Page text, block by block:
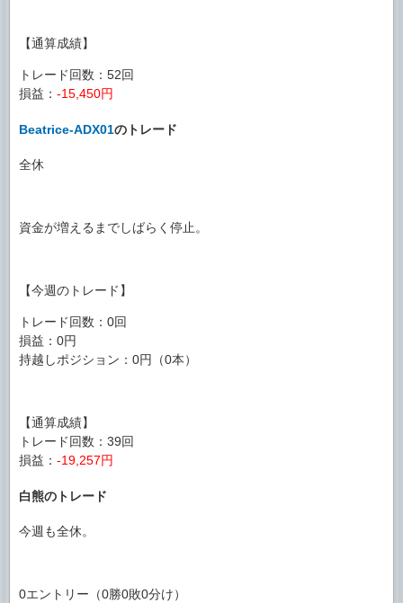
【通算成績】
トレード回数：52回
損益： -15,450円
Beatrice-ADX01のトレード
全休
資金が増えるまでしばらく停止。
【今週のトレード】
トレード回数：0回
損益：0円
持越しポジション：0円（0本）
【通算成績】
トレード回数：39回
損益： -19,257円
白熊のトレード
今週も全休。
0エントリー（0勝0敗0分け）